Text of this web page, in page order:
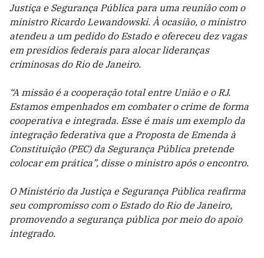
Justiça e Segurança Pública para uma reunião com o
ministro Ricardo Lewandowski. À ocasião, o ministro
atendeu a um pedido do Estado e ofereceu dez vagas
em presídios federais para alocar lideranças
criminosas do Rio de Janeiro.
“A missão é a cooperação total entre União e o RJ.
Estamos empenhados em combater o crime de forma
cooperativa e integrada. Esse é mais um exemplo da
integração federativa que a Proposta de Emenda à
Constituição (PEC) da Segurança Pública pretende
colocar em prática”, disse o ministro após o encontro.
O Ministério da Justiça e Segurança Pública reafirma
seu compromisso com o Estado do Rio de Janeiro,
promovendo a segurança pública por meio do apoio
integrado.